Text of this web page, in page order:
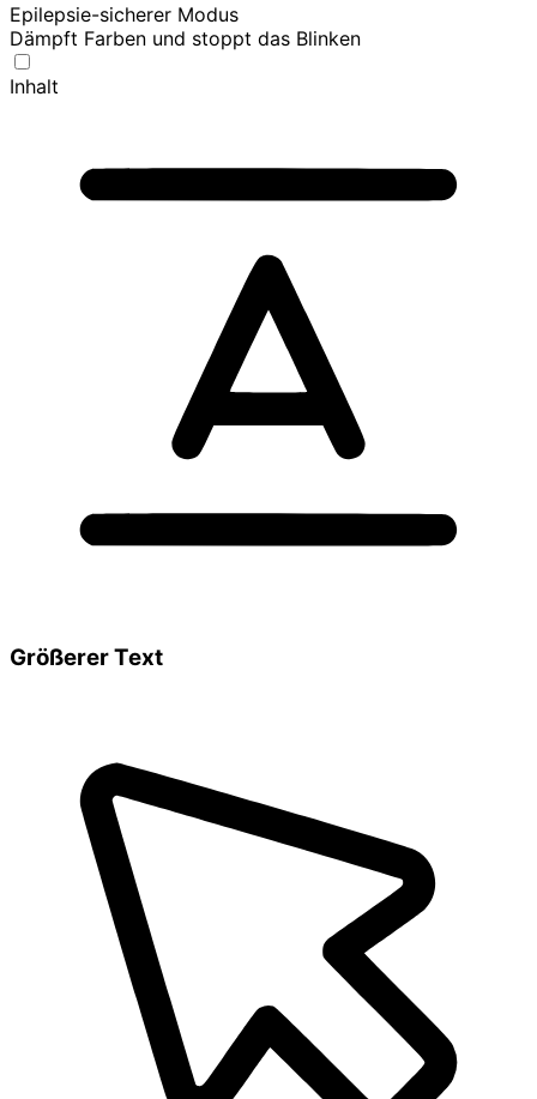
Epilepsie-sicherer Modus
Dämpft Farben und stoppt das Blinken
Inhalt
Größerer Text